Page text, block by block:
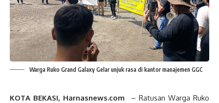
Warga Ruko Grand Galaxy Gelar unjuk rasa di kantor manajemen GGC
KOTA BEKASI, Harnasnews.com – Ratusan Warga Ruko